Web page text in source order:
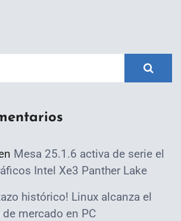
Mesa 25.1.6 activa de serie el
Intel Xe3 Panther Lake
histórico! Linux alcanza el
mercado en PC